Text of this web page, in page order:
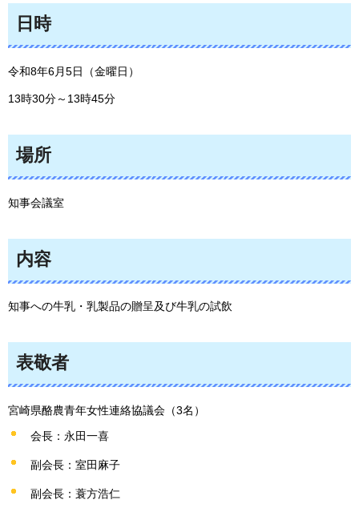
日時
令和8年6月5日（金曜日）
13時30分～13時45分
場所
知事会議室
内容
知事への牛乳・乳製品の贈呈及び牛乳の試飲
表敬者
宮崎県酪農青年女性連絡協議会（3名）
会長：永田一喜
副会長：室田麻子
副会長：蓑方浩仁